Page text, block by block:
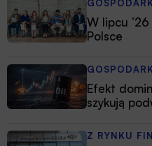
W lipcu
Polsce
Efekt
szykują
Z RYNKU